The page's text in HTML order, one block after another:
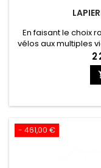
En faisant le choix
vélos aux multiples
Lapierre ont fait
saurait se réduire
racées, son design
la fourche)
2
- 461,00 €